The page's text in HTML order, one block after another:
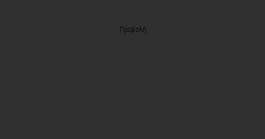
Προβολή